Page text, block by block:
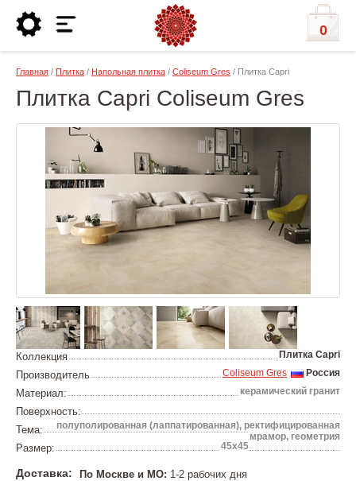
0
Главная / Плитка / Напольная плитка / Coliseum Gres / Плитка Capri
Плитка Capri Coliseum Gres
Коллекция Плитка Capri
Производитель Россия
Coliseum Gres
Материал: керамический гранит
Поверхность:
полуполированная (лаппатированная), ректифицированная
Тема:
мрамор, геометрия
Размер: 45х45
Доставка: По Москве и МО: 1-2 рабочих дня